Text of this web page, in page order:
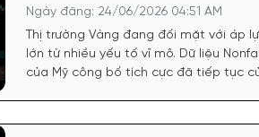
Ngày đăng: 24/06/2026 04:51 AM
Thị trường Vàng đang đối mặt với áp
lớn từ nhiều yếu tố vĩ mô. Dữ liệu
của Mỹ công bố tích cực đã tiếp tục